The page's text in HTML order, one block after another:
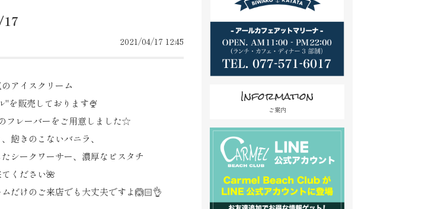
2021/04/17 12:45
アイスクリーム
"を販売しております🍨
フレーバーをご用意しました☆
飽きのこないバニラ、
シークワーサー、濃厚なピスタチ
ください🌺
だけのご来店でも大丈夫ですよ🙆🏻👌
Information
ご案内